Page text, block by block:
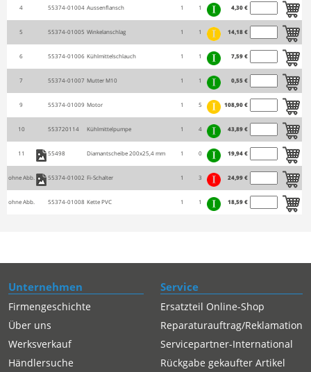
4 55374-01004 Aussenflansch 1 1 4,30 €
5 55374-01005 Winkelanschlag 1 1 14,18 €
6 55374-01006 Kühlmittelschlauch 1 1 7,59 €
7 55374-01007 Mutter M10 1 1 0,55 €
9 55374-01009 Motor 1 5 108,90 €
10 553720114 Kühlmittelpumpe 1 4 43,89 €
11 55498 Diamantscheibe 200x25,4 mm 1 0 19,94 €
ohne Abb. 55374-01002 Fi-Schalter 1 3 24,99 €
ohne Abb. 55374-01008 Kette PVC 1 1 18,59 €
Unternehmen
Firmengeschichte
Über uns
Werksverkauf
Händlersuche
Service
Ersatzteil Online-Shop
Reparaturauftrag/Reklamation
Servicepartner-International
Rückgabe gekaufter Artikel